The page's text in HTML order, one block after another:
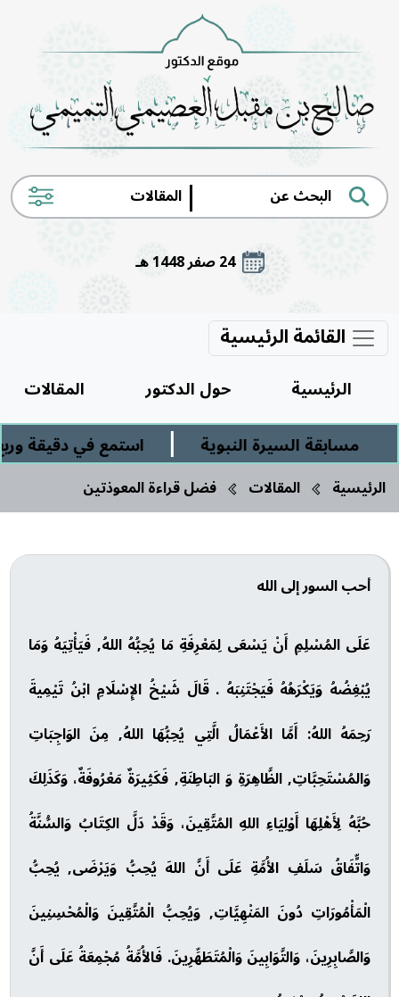
|
24 صفر 1448 هـ
القائمة الرئيسية
الرئيسية حول الدكتور
المقالات
مسابقة السيرة النبوية
| استمع في دقيقة
الرئيسية المقالات فضل قراءة المعوذتين
أحب السور إلى الله
عَلَى المُسْلِمِ أَنْ يَسْعَى لِمَعْرِفَةِ مَا يُحِبُّهُ اللهُ, فَيَأْتِيَهُ وَمَا
يُبْغِضُهُ وَيَكْرَهُهُ فَيَجْتَنِبَهُ . قَالَ شَيْخُ الإِسْلَامِ ابْنُ تَيْمِيةَ
رَحِمَهُ اللهُ: أَمَّا الأَعْمَالُ الَّتِي يُحِبُّهَا اللهُ, مِنَ الوَاجِبَاتِ
وَالمُسْتَحِبَّاتِ, الظَّاهِرَةِ وَ البَاطِنَةِ, فَكَثِيرَةٌ مَعْرُوفَةٌ، وَكَذَلِكَ
حُبَّهُ لِأَهْلِهَا أَوْلِيَاءِ اللهِ المُتَّقِينَ، وَقَدْ دَلَّ الكِتَابُ وَالسُّنَّةُ
وَاتٍّفَاقُ سَلَفِ الأُمَّةِ عَلَى أَنَّ اللهَ يُحِبُّ وَيَرْضَى, يُحِبُّ
الْمَأْمُورَاتِ دُونَ المَنْهِيَّاتِ, وَيُحِبُّ الْمُتَّقِينَ وَالْمُحْسِنِينَ
وَالصَّابِرِينَ، وَالتَّوَابِينَ وَالْمُتَطَهِّرِينَ. فَالأُمَّةُ مُجْمِعَةُ عَلَى أَنَّ